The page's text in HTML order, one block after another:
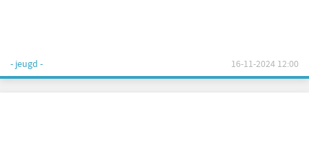
- jeugd - 16-11-2024 12:00